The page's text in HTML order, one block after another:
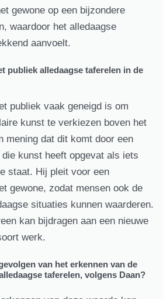
gewone op een bijzondere
waardoor het alledaagse
aanvoelt.
publiek alledaagse taferelen in de
publiek vaak geneigd is om
kunst te verkiezen boven het
mening dat dit komt door een
kunst heeft opgevat als iets
staat. Hij pleit voor een
gewone, zodat mensen ook de
situaties kunnen waarderen.
kan bijdragen aan een nieuwe
werk.
van het erkennen van de
taferelen, volgens Daan?